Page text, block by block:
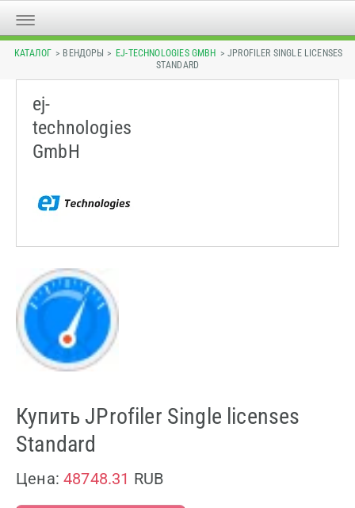
КАТАЛОГ > ВЕНДОРЫ > EJ-TECHNOLOGIES GMBH > JPROFILER SINGLE LICENSES
STANDARD
ej-
technologies
GmbH
Купить JProfiler Single licenses
Standard
Цена:48748.31 RUB